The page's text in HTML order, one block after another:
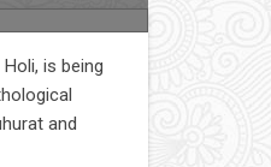
is being
and